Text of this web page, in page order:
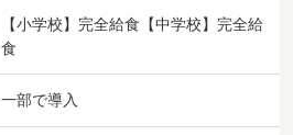
【小学校】完全給食【中学校】完全給
食
一部で導入